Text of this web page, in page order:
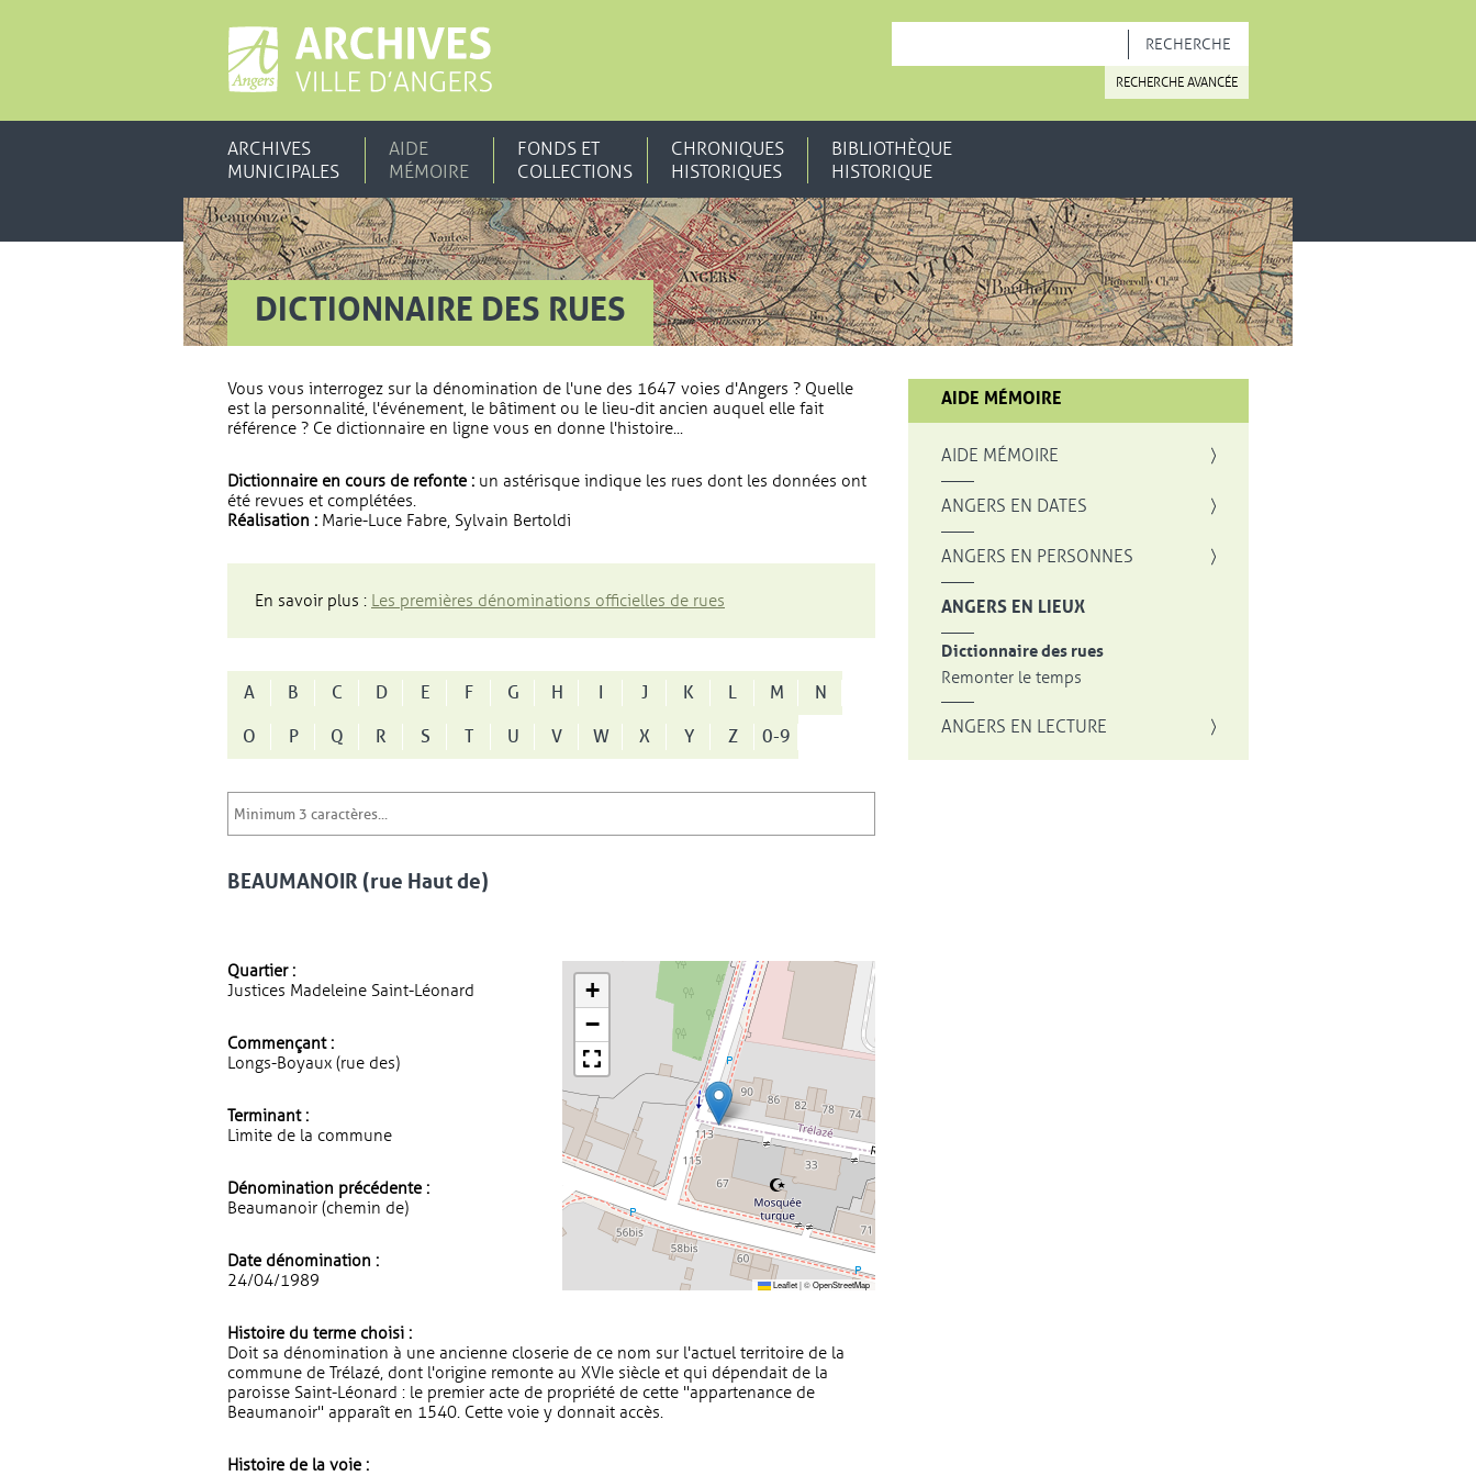
RECHERCHE AVANCÉE
ARCHIVES
MUNICIPALES
AIDE
MÉMOIRE
FONDS ET
COLLECTIONS
CHRONIQUES
HISTORIQUES
BIBLIOTHÈQUE
HISTORIQUE
DICTIONNAIRE DES RUES
Vous vous interrogez sur la dénomination de l'une des 1647 voies d'Angers ? Quelle
est la personnalité, l'événement, le bâtiment ou le lieu-dit ancien auquel elle fait
référence ? Ce dictionnaire en ligne vous en donne l'histoire...
Dictionnaire en cours de refonte : un astérisque indique les rues dont les données ont
été revues et complétées.
Réalisation : Marie-Luce Fabre, Sylvain Bertoldi
En savoir plus : Les premières dénominations officielles de rues
A B C D E F G H I J K L M
N
O
P Q R S T U V W X Y Z 0-9
BEAUMANOIR (rue Haut de)
Quartier :
Justices Madeleine Saint-Léonard
Commençant :
Longs-Boyaux (rue des)
Terminant :
Limite de la commune
Dénomination précédente :
Beaumanoir (chemin de)
Date dénomination :
24/04/1989
+
−
Leaflet|©OpenStreetMap
Histoire du terme choisi :
Doit sa dénomination à une ancienne closerie de ce nom sur l'actuel territoire de la
commune de Trélazé, dont l'origine remonte au XVIe siècle et qui dépendait de la
paroisse Saint-Léonard : le premier acte de propriété de cette "appartenance de
Beaumanoir" apparaît en 1540. Cette voie y donnait accès.
Histoire de la voie :
AIDE MÉMOIRE
AIDE MÉMOIRE
ANGERS EN DATES
ANGERS EN PERSONNES
ANGERS EN LIEUX
Dictionnaire des rues
Remonter le temps
ANGERS EN LECTURE